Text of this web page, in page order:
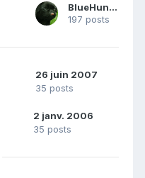
BlueHunter
197 posts
26 juin 2007
35 posts
2 janv. 2006
35 posts